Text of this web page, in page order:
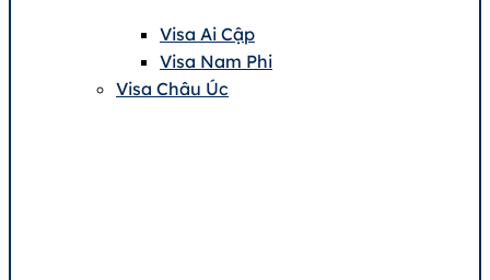
Visa Ai Cập
Visa Nam Phi
Visa Châu Úc